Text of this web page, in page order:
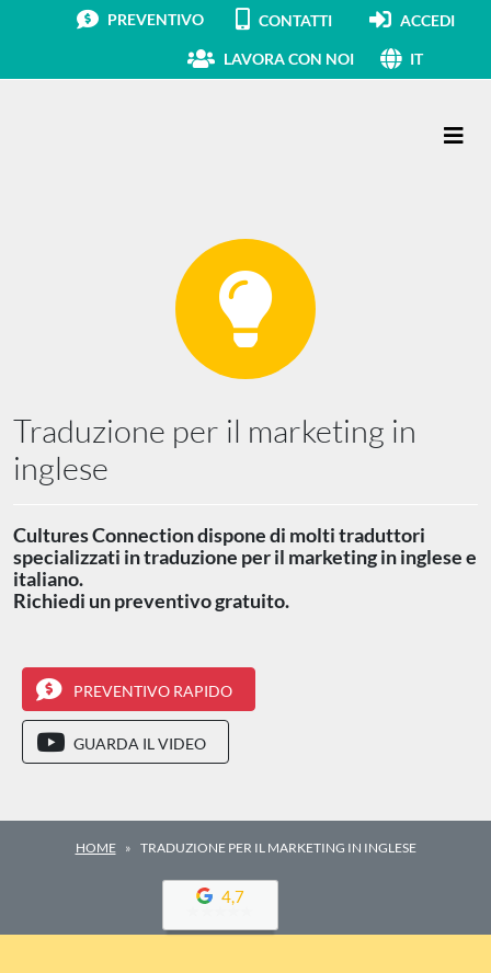
PREVENTIVO CONTATTI ACCEDI
LAVORA CON NOI IT
Traduzione per il marketing in
inglese
Cultures Connection dispone di molti traduttori
specializzati in traduzione per il marketing in inglese e
italiano.
Richiedi un preventivo gratuito.
PREVENTIVO RAPIDO
GUARDA IL VIDEO
HOME TRADUZIONE PER IL MARKETING IN INGLESE
4,7